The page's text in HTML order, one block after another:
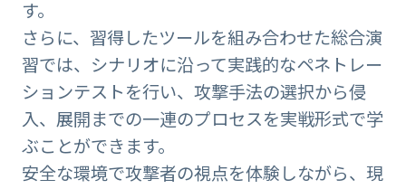
す。
さらに、習得したツールを組み合わせた総合演
習では、シナリオに沿って実践的なペネトレー
ションテストを行い、攻撃手法の選択から侵
入、展開までの一連のプロセスを実戦形式で学
ぶことができます。
安全な環境で攻撃者の視点を体験しながら、現